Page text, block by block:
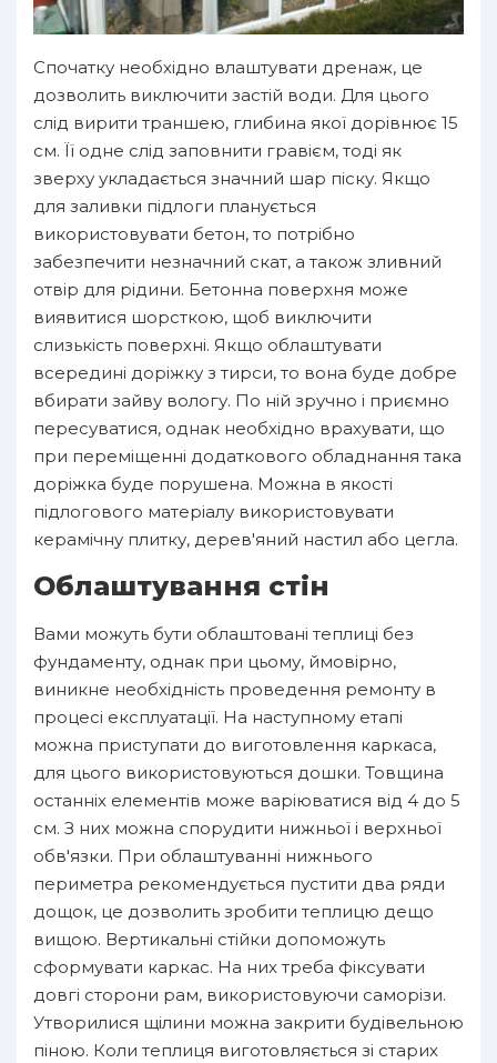
Спочатку необхідно влаштувати дренаж, це
дозволить виключити застій води. Для цього
слід вирити траншею, глибина якої дорівнює 15
см. Її одне слід заповнити гравієм, тоді як
зверху укладається значний шар піску. Якщо
для заливки підлоги планується
використовувати бетон, то потрібно
забезпечити незначний скат, а також зливний
отвір для рідини. Бетонна поверхня може
виявитися шорсткою, щоб виключити
слизькість поверхні. Якщо облаштувати
всередині доріжку з тирси, то вона буде добре
вбирати зайву вологу. По ній зручно і приємно
пересуватися, однак необхідно врахувати, що
при переміщенні додаткового обладнання така
доріжка буде порушена. Можна в якості
підлогового матеріалу використовувати
керамічну плитку, дерев'яний настил або цегла.
Облаштування стін
Вами можуть бути облаштовані теплиці без
фундаменту, однак при цьому, ймовірно,
виникне необхідність проведення ремонту в
процесі експлуатації. На наступному етапі
можна приступати до виготовлення каркаса,
для цього використовуються дошки. Товщина
останніх елементів може варіюватися від 4 до 5
см. З них можна спорудити нижньої і верхньої
обв'язки. При облаштуванні нижнього
периметра рекомендується пустити два ряди
дощок, це дозволить зробити теплицю дещо
вищою. Вертикальні стійки допоможуть
сформувати каркас. На них треба фіксувати
довгі сторони рам, використовуючи саморізи.
Утворилися щілини можна закрити будівельною
піною. Коли теплиця виготовляється зі старих